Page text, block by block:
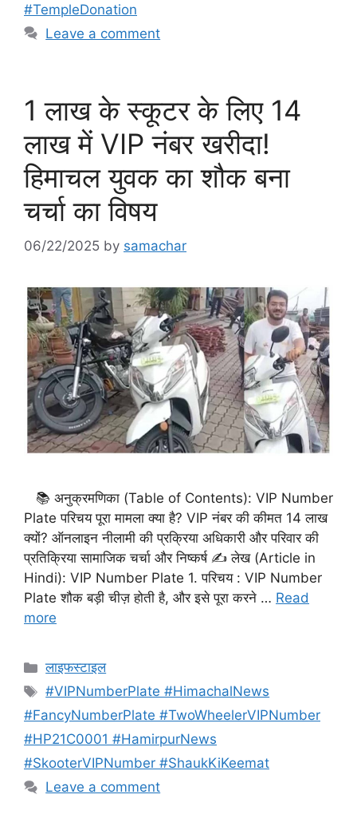
#TempleDonation
Leave a comment
1 लाख के स्कूटर के लिए 14
लाख में VIP नंबर खरीदा!
हिमाचल युवक का शौक बना
चर्चा का विषय
06/22/2025 by samachar
📚 अनुक्रमणिका (Table of Contents): VIP Number
Plate परिचय पूरा मामला क्या है? VIP नंबर की कीमत 14 लाख
क्यों? ऑनलाइन नीलामी की प्रक्रिया अधिकारी और परिवार की
प्रतिक्रिया सामाजिक चर्चा और निष्कर्ष ✍️ लेख (Article in
Hindi): VIP Number Plate 1. परिचय : VIP Number
Plate शौक बड़ी चीज़ होती है, और इसे पूरा करने … Read
more
Categories
लाइफस्टाइल
Tags
#VIPNumberPlate #HimachalNews
#FancyNumberPlate #TwoWheelerVIPNumber
#HP21C0001 #HamirpurNews
#SkooterVIPNumber #ShaukKiKeemat
Leave a comment